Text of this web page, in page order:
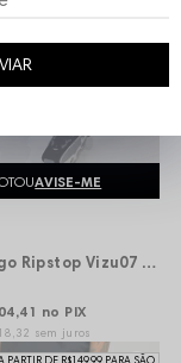
AVISE-ME
Calça Cargo Ripstop Vizu07 Bomb - Cinza
no PIX
sem juros
PARTIR DE R$149,99 PARA SÃO